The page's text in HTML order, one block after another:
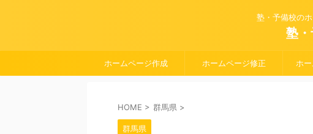
塾・予備校の
塾
ホームページ作成 ホームページ修正 ホ
HOME > 群馬県 >
群馬県